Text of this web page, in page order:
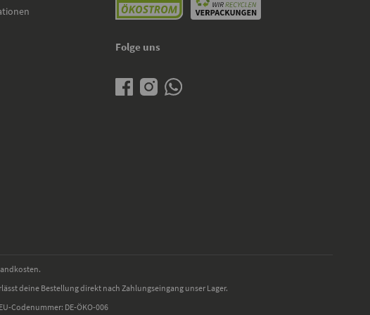
Folge uns
deine Bestellung direkt nach Zahlungseingang unser Lager.
Codenummer: DE-ÖKO-006